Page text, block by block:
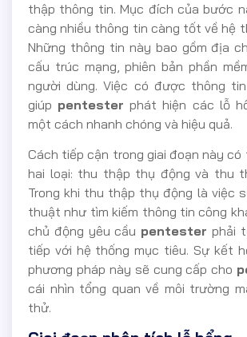
thập thông tin. Mục đích của bước
càng nhiều thông tin càng tốt về hệ
Những thông tin này bao gồm địa
cấu trúc mạng, phiên bản phần
người dùng. Việc có được thông
giúp pentester phát hiện các lỗ
một cách nhanh chóng và hiệu quả.
Cách tiếp cận trong giai đoạn này
hai loại: thu thập thụ động và thu
Trong khi thu thập thụ động là việc
thuật như tìm kiếm thông tin công
chủ động yêu cầu pentester phải
tiếp với hệ thống mục tiêu. Sự kết
phương pháp này sẽ cung cấp cho
cái nhìn tổng quan về môi trường
thử.